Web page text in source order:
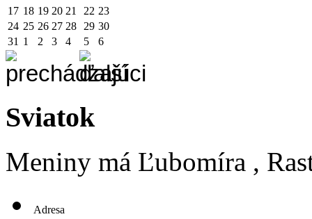
17 18 19 20 21 22 23
24 25 26 27 28 29 30
31 1 2 3 4 5 6
Sviatok
Meniny má Ľubomíra ,
Adresa